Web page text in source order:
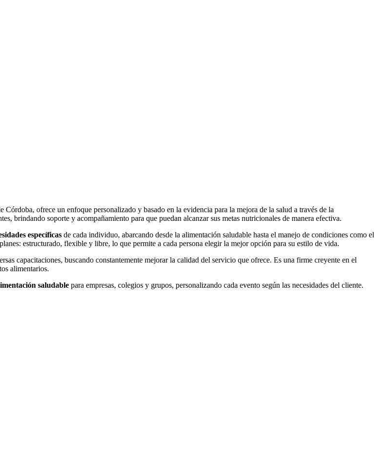
ofrece un enfoque personalizado y basado en la evidencia para la mejora de la salud a través de la
brindando soporte y acompañamiento para que puedan alcanzar sus metas nutricionales de manera efectiva.
específicas de cada individuo, abarcando desde la alimentación saludable hasta el manejo de condiciones como el
estructurado, flexible y libre, lo que permite a cada persona elegir la mejor opción para su estilo de vida.
capacitaciones, buscando constantemente mejorar la calidad del servicio que ofrece. Es una firme creyente en el
alimentarios.
saludable para empresas, colegios y grupos, personalizando cada evento según las necesidades del cliente.